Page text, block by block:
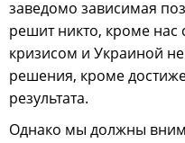
заведомо зависимая
решит никто, кроме нас
кризисом и Украиной
решения, кроме
результата.
Однако мы должны